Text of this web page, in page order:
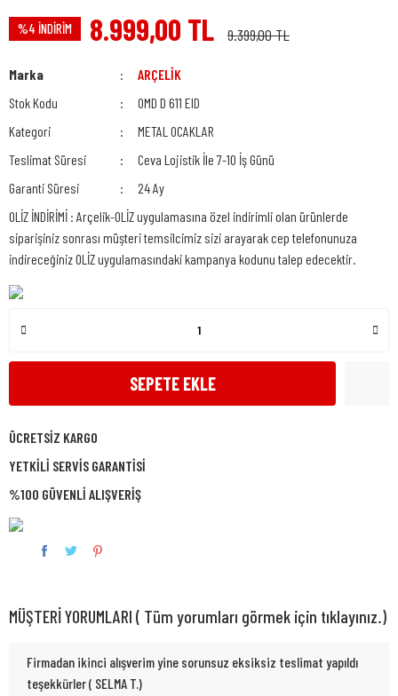
%4 İNDİRİM 8.999,00 TL 9.399,00 TL
Marka
ARÇELİK
Stok Kodu
OMD D 611 EID
Kategori
METAL OCAKLAR
Teslimat Süresi
Ceva Lojistik İle 7-10 İş Günü
Garanti Süresi
24 Ay
OLİZ İNDİRİMİ : Arçelik-OLİZ uygulamasına özel indirimli olan ürünlerde
siparişiniz sonrası müşteri temsilcimiz sizi arayarak cep telefonunuza
indireceğiniz OLİZ uygulamasındaki kampanya kodunu talep edecektir.
SEPETE EKLE
ÜCRETSİZ KARGO
YETKİLİ SERVİS GARANTİSİ
%100 GÜVENLİ ALIŞVERİŞ
MÜŞTERİ YORUMLARI ( Tüm yorumları görmek için tıklayınız.)
Firmadan ikinci alışverim yine sorunsuz eksiksiz teslimat yapıldı
teşekkürler ( SELMA T.)